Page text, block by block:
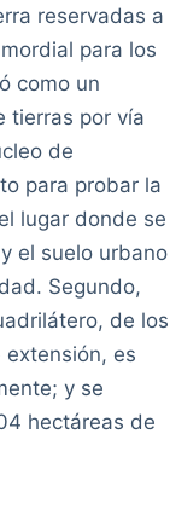
reservadas a
para los
como un
tierras por vía
de
para probar la
el suelo urbano
Segundo,
de los
es
y se
hectáreas de